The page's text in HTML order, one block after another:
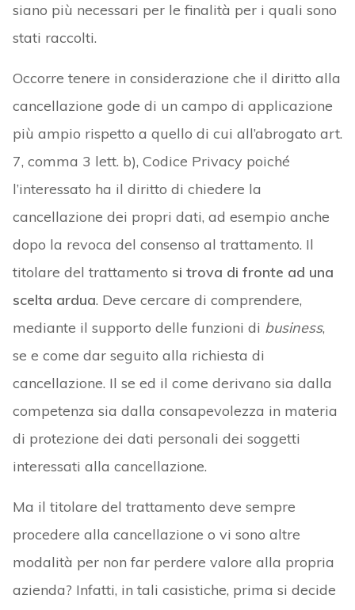
siano più necessari per le finalità per i quali sono
stati raccolti.
Occorre tenere in considerazione che il diritto alla
cancellazione gode di un campo di applicazione
più ampio rispetto a quello di cui all’abrogato art.
7, comma 3 lett. b), Codice Privacy poiché
l’interessato ha il diritto di chiedere la
cancellazione dei propri dati, ad esempio anche
dopo la revoca del consenso al trattamento. Il
titolare del trattamento si trova di fronte ad una
scelta ardua. Deve cercare di comprendere,
mediante il supporto delle funzioni di business,
se e come dar seguito alla richiesta di
cancellazione. Il se ed il come derivano sia dalla
competenza sia dalla consapevolezza in materia
di protezione dei dati personali dei soggetti
interessati alla cancellazione.
Ma il titolare del trattamento deve sempre
procedere alla cancellazione o vi sono altre
modalità per non far perdere valore alla propria
azienda? Infatti, in tali casistiche, prima si decide